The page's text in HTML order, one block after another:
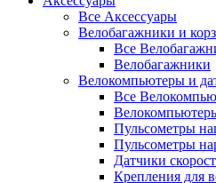
Все Аксессуары
Велобагажники и
Все
Велобагажники
Велокомпьютеры и
Все
Пульсометры
Пульсометры
Датчики
Крепления для